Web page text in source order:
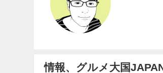
情報、グルメ大国